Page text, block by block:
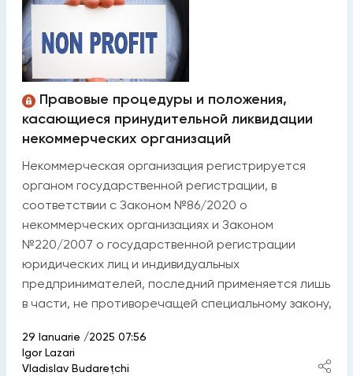
Правовые процедуры и положения,
касающиеся принудительной ликвидации
некоммерческих организаций
Некоммерческая организация регистрируется
органом государственной регистрации, в
соответствии с Законом №86/2020 о
некоммерческих организациях и Законом
№220/2007 о государственной регистрации
юридических лиц и индивидуальных
предпринимателей, последний применяется лишь
в части, не противоречащей специальному закону,
29 Ianuarie /2025 07:56
Igor Lazari
Vladislav Budarețchi